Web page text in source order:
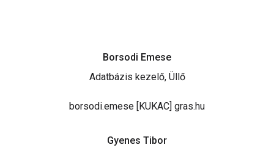
Borsodi Emese
Adatbázis kezelő, Üllő
borsodi.emese [KUKAC] gras.hu
Gyenes Tibor